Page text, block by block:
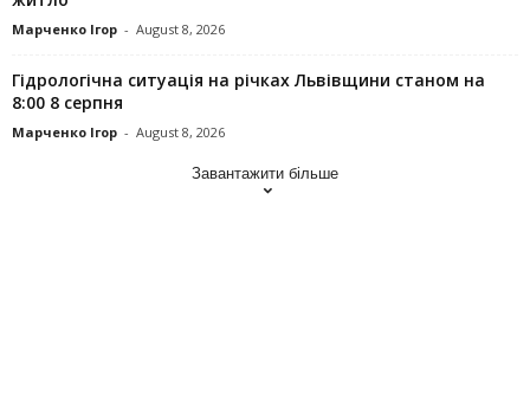
Марченко Ігор - August 8, 2026
Гідрологічна ситуація на річках Львівщини станом на
8:00 8 серпня
Марченко Ігор - August 8, 2026
Завантажити більше